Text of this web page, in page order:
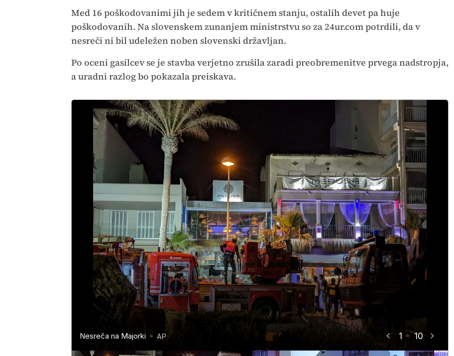
Med 16 poškodovanimi jih je sedem v kritičnem stanju, ostalih devet pa huje
poškodovanih. Na slovenskem zunanjem ministrstvu so za 24ur.com potrdili, da v
nesreči ni bil udeležen noben slovenski državljan.
Po oceni gasilcev se je stavba verjetno zrušila zaradi preobremenitve prvega nadstropja,
a uradni razlog bo pokazala preiskava.
1 10
Nesreča na Majorki AP
Nesreča na Majorki AP
Nesreča na Majorki AP
Nesreča na Majorki AP
Nesreča na Majorki AP
Nesreča na Majorki AP
Nesreča na Majorki AP
Nesreča na Majorki AP
Nesreča na Majorki AP
Nesreča na Majorki AP